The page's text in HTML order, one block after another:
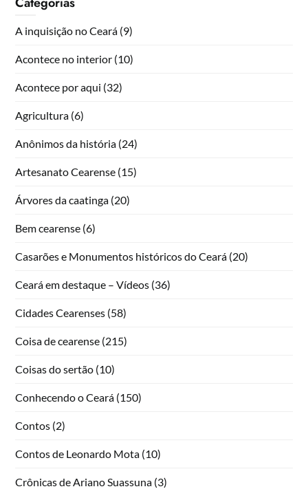
A inquisição no Ceará (9)
Acontece no interior (10)
Acontece por aqui (32)
Agricultura (6)
Anônimos da história (24)
Artesanato Cearense (15)
Árvores da caatinga (20)
Bem cearense (6)
Casarões e Monumentos históricos do Ceará (20)
Ceará em destaque – Vídeos (36)
Cidades Cearenses (58)
Coisa de cearense (215)
Coisas do sertão (10)
Conhecendo o Ceará (150)
Contos (2)
Contos de Leonardo Mota (10)
Crônicas de Ariano Suassuna (3)